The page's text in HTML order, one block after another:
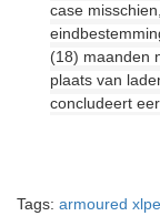
case
(18) maanden
plaats van
concludeert
Tags: armoured